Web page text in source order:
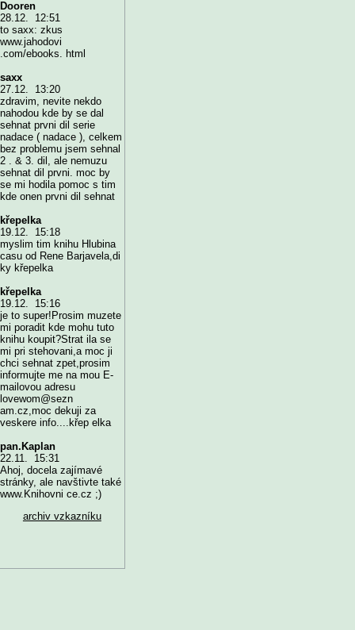
Dooren
28.12. 12:51
to saxx: zkus
www.jahodovi
.com/ebooks. html
saxx
27.12. 13:20
zdravim, nevite nekdo
nahodou kde by se dal
sehnat prvni dil serie
nadace ( nadace ), celkem
bez problemu jsem sehnal
2 . & 3. dil, ale nemuzu
sehnat dil prvni. moc by
se mi hodila pomoc s tim
kde onen prvni dil sehnat
křepelka
19.12. 15:18
myslim tim knihu Hlubina
casu od Rene Barjavela,di
ky křepelka
křepelka
19.12. 15:16
je to super!Prosim muzete
mi poradit kde mohu tuto
knihu koupit?Strat ila se
mi pri stehovani,a moc ji
chci sehnat zpet,prosim
informujte me na mou E-
mailovou adresu
lovewom@sezn
am.cz,moc dekuji za
veskere info....křep elka
pan.Kaplan
22.11. 15:31
Ahoj, docela zajímavé
stránky, ale navštivte také
www.Knihovni ce.cz ;)
archiv vzkazníku